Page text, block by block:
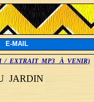
E-MAIL
/ EXTRAIT MP3 À VENIR)
JARDIN